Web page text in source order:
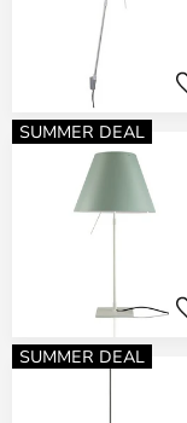
SUMMER DEAL
SUMMER DEAL